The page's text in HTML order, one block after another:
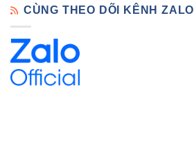
CÙNG THEO DÕI KÊNH ZALO